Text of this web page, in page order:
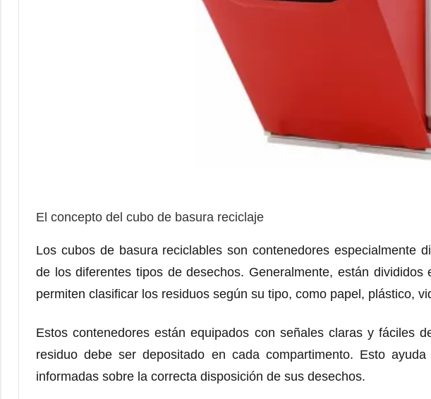
El concepto del cubo de basura reciclaje
Los cubos de basura reciclables son contenedores especialmente
de los diferentes tipos de desechos. Generalmente, están divididos
permiten clasificar los residuos según su tipo, como papel, plástico,
Estos contenedores están equipados con señales claras y fáciles
residuo debe ser depositado en cada compartimento. Esto
informadas sobre la correcta disposición de sus desechos.